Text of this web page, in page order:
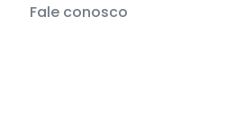
Fale conosco